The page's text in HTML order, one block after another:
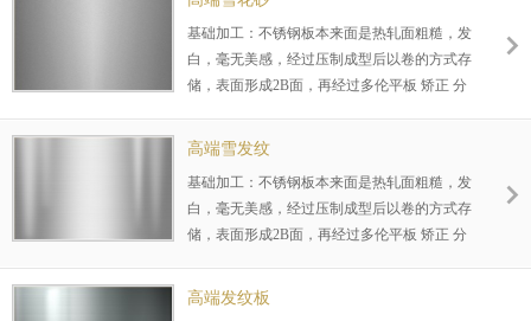
砂等所做的工序，对下一步表面处理，起到关
键作用，让色彩更好的覆着在材料表面，不易
脱落等，同时又能达到，镜面-发纹等效果，
未镀色情况下一般应用于机械设备外壳，厨房
台面，家具，门窗等等领域，涉及行业众多，
基础加工：不锈钢板本来面是热轧面粗糙，发
白，毫无美感，经过压制成型后以卷的方式存
储，表面形成2B面，再经过多伦平板 矫正 分
不同客户，不同要求对表面再进行2次基础加
砂等所做的工序，对下一步表面处理，起到关
键作用，让色彩更好的覆着在材料表面，不易
脱落等，同时又能达到，镜面-发纹等效果，
未镀色情况下一般应用于机械设备外壳，厨房
台面，家具，门窗等等领域，涉及行业众多，
高端雪发纹
基础加工：不锈钢板本来面是热轧面粗糙，发
白，毫无美感，经过压制成型后以卷的方式存
储，表面形成2B面，再经过多伦平板 矫正 分
不同客户，不同要求对表面再进行2次基础加
高端发纹板